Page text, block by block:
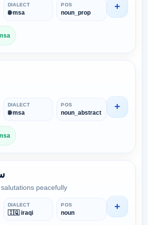
DIALECT
🌐 msa
POS
noun_prop
+
DIALECT
🌐 msa
POS
noun_abstract
+
peacefully
DIALECT
🇮🇶 iraqi
POS
noun
+